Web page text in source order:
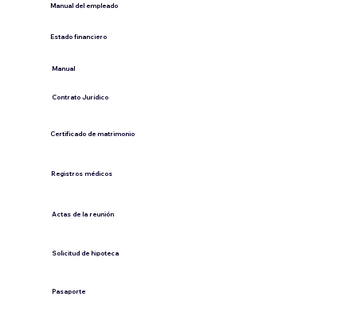
Manual del empleado
Estado financiero
​Manual
​Contrato Jurídico
Certificado de matrimonio
Registros médicos
Actas de la reunión
Solicitud de hipoteca
Pasaporte